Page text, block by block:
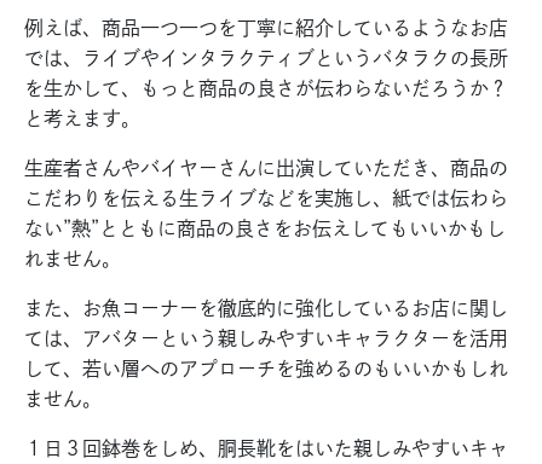
例えば、商品一つ一つを丁寧に紹介しているようなお店
では、ライブやインタラクティブというバタラクの長所
を生かして、もっと商品の良さが伝わらないだろうか？
と考えます。
生産者さんやバイヤーさんに出演していただき、商品の
こだわりを伝える生ライブなどを実施し、紙では伝わら
ない”熱”とともに商品の良さをお伝えしてもいいかもし
れません。
また、お魚コーナーを徹底的に強化しているお店に関し
ては、アバターという親しみやすいキャラクターを活用
して、若い層へのアプローチを強めるのもいいかもしれ
ません。
１日３回鉢巻をしめ、胴長靴をはいた親しみやすいキャ